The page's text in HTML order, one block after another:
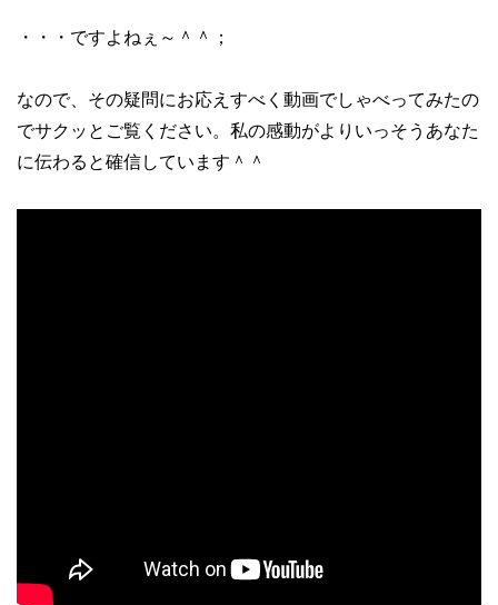
・・・ですよねぇ～＾＾；
なので、その疑問にお応えすべく動画でしゃべってみたの
でサクッとご覧ください。私の感動がよりいっそうあなた
に伝わると確信しています＾＾